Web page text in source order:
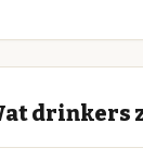
drinkers